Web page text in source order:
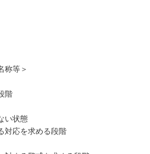
称等＞
階
い状態
対応を求める段階